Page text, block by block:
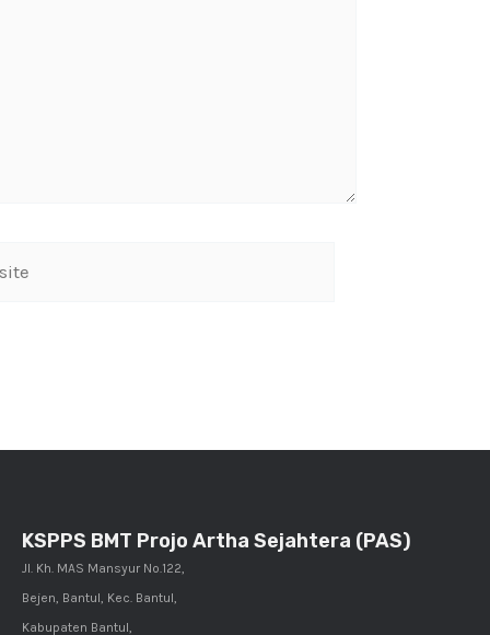
KSPPS BMT Projo Artha Sejahtera (PAS)
Jl. Kh. MAS Mansyur No.122,
Bejen, Bantul, Kec. Bantul,
Kabupaten Bantul,